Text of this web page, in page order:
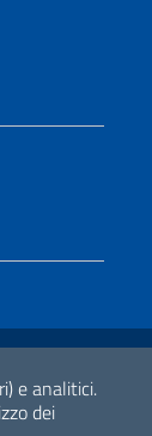
e analitici.
dei